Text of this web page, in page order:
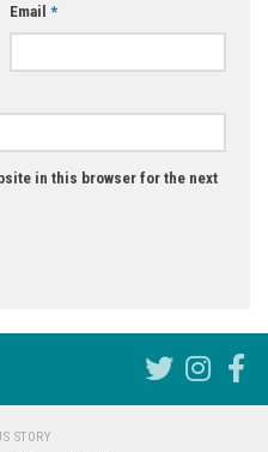
Email *
in this browser for the next
STORY